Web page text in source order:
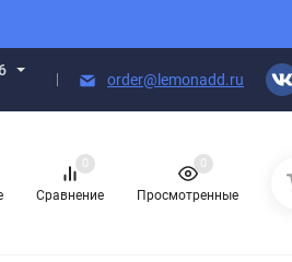
order@lemonadd.ru
Сравнение
0
Просмотренные
0